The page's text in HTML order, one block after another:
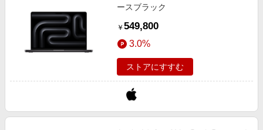
ースブラック
￥ 549,800
3.0%
ストアにすすむ